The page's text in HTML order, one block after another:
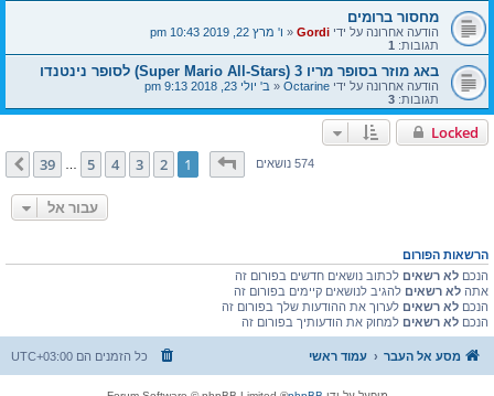
מחסור ברומים
הודעה אחרונה על ידי Gordi
«ו' מרץ 22, 2019 10:43 pm
תגובות: 1
באג מוזר בסופר מריו 3 (Super Mario All-Stars) לסופר נינטנדו
הודעה אחרונה על ידי Octarine
«ב' יולי 23, 2018 9:13 pm
תגובות: 3
Locked
574 נושאיםדף1מתוך39
1
2
3
4
5
39 הבא
עבור אל
הרשאות הפורום
הנכם לא רשאיםלכתוב נושאים חדשים בפורום זה
אתהלא רשאיםלהגיב לנושאים קיימים בפורום זה
הנכם לא רשאיםלערוך את ההודעות שלך בפורום זה
הנכם לא רשאיםלמחוק את הודעותיך בפורום זה
מסע אל העבר עמוד ראשי כל הזמנים הם UTC+03:00